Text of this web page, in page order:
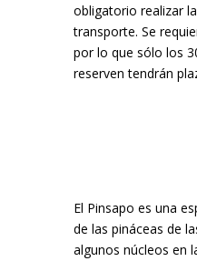
obligatorio realizar
transporte. Se
por lo que sólo los
reserven tendrán
El Pinsapo es una
de las pináceas de
algunos núcleos en